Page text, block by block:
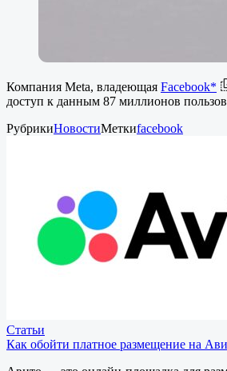
Компания Meta, владеющая Facebook*
доступ к данным 87 миллионов
РубрикиНовостиМеткиfacebook
Статьи
Как обойти платное размещение на